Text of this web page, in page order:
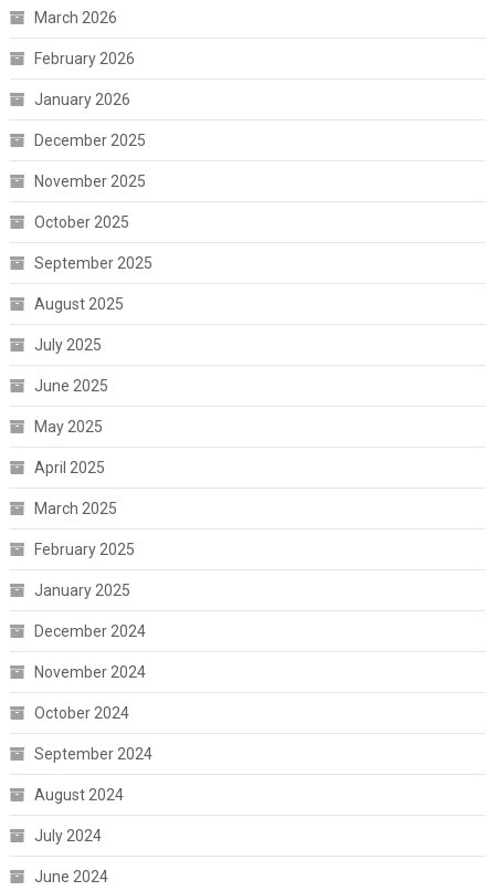
March 2026
February 2026
January 2026
December 2025
November 2025
October 2025
September 2025
August 2025
July 2025
June 2025
May 2025
April 2025
March 2025
February 2025
January 2025
December 2024
November 2024
October 2024
September 2024
August 2024
July 2024
June 2024